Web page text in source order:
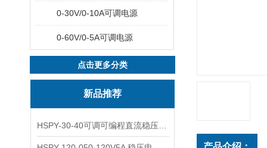
0-30V/0-10A可调电源
0-60V/0-5A可调电源
点击更多分类
新品推荐